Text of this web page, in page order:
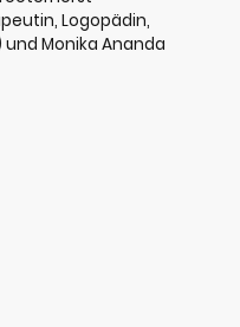
Logopädin,
Monika Ananda